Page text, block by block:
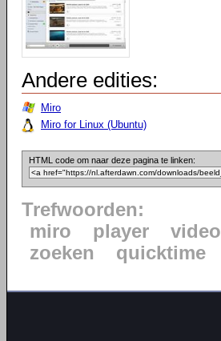
Andere edities:
Miro
Miro for Linux (Ubuntu)
HTML code om naar deze pagina te linken:
Trefwoorden:
miro
player video
zoeken
quicktime